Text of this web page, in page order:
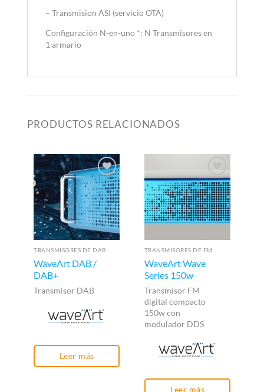
– Transmision ASI (servicio OTA)
Configuración N-en-uno *: N Transmisores en
1 armario
PRODUCTOS RELACIONADOS
WaveArt DAB /
DAB+
Transmisor DAB
Leer más
TRANSMISORES DE FM
WaveArt Wave
Series 150w
Transmisor FM
digital compacto
150w con
modulador DDS
Leer más